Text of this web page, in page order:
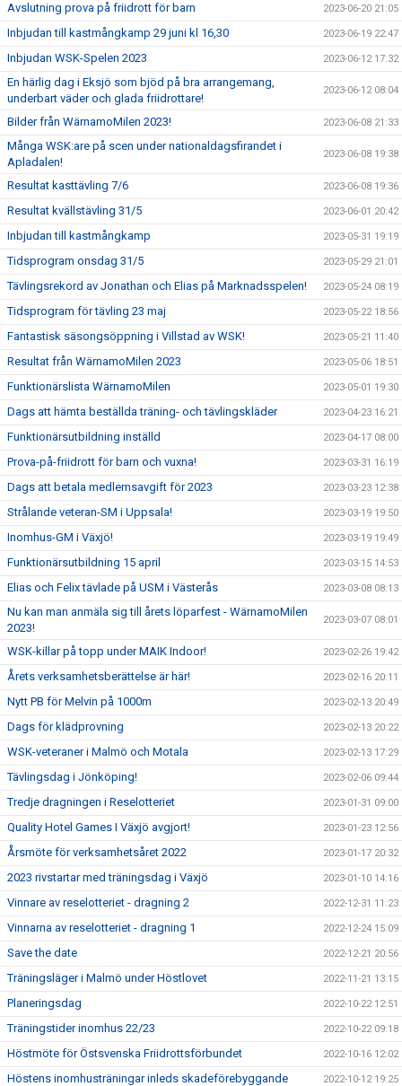
Avslutning prova på friidrott för barn 2023-06-20 21:05
Inbjudan till kastmångkamp 29 juni kl 16,30 2023-06-19 22:47
Inbjudan WSK-Spelen 2023 2023-06-12 17:32
En härlig dag i Eksjö som bjöd på bra arrangemang,
underbart väder och glada friidrottare!
2023-06-12 08:04
Bilder från WärnamoMilen 2023! 2023-06-08 21:33
Många WSK:are på scen under nationaldagsfirandet i
Apladalen!
2023-06-08 19:38
Resultat kasttävling 7/6 2023-06-08 19:36
Resultat kvällstävling 31/5 2023-06-01 20:42
Inbjudan till kastmångkamp 2023-05-31 19:19
Tidsprogram onsdag 31/5 2023-05-29 21:01
Tävlingsrekord av Jonathan och Elias på Marknadsspelen! 2023-05-24 08:19
Tidsprogram för tävling 23 maj 2023-05-22 18:56
Fantastisk säsongsöppning i Villstad av WSK! 2023-05-21 11:40
Resultat från WärnamoMilen 2023 2023-05-06 18:51
Funktionärslista WärnamoMilen 2023-05-01 19:30
Dags att hämta beställda träning- och tävlingskläder 2023-04-23 16:21
Funktionärsutbildning inställd 2023-04-17 08:00
Prova-på-friidrott för barn och vuxna! 2023-03-31 16:19
Dags att betala medlemsavgift för 2023 2023-03-23 12:38
Strålande veteran-SM i Uppsala! 2023-03-19 19:50
Inomhus-GM i Växjö! 2023-03-19 19:49
Funktionärsutbildning 15 april 2023-03-15 14:53
Elias och Felix tävlade på USM i Västerås 2023-03-08 08:13
Nu kan man anmäla sig till årets löparfest - WärnamoMilen
2023!
2023-03-07 08:01
WSK-killar på topp under MAIK Indoor! 2023-02-26 19:42
Årets verksamhetsberättelse är här! 2023-02-16 20:11
Nytt PB för Melvin på 1000m 2023-02-13 20:49
Dags för klädprovning 2023-02-13 20:22
WSK-veteraner i Malmö och Motala 2023-02-13 17:29
Tävlingsdag i Jönköping! 2023-02-06 09:44
Tredje dragningen i Reselotteriet 2023-01-31 09:00
Quality Hotel Games I Växjö avgjort! 2023-01-23 12:56
Årsmöte för verksamhetsåret 2022 2023-01-17 20:32
2023 rivstartar med träningsdag i Växjö 2023-01-10 14:16
Vinnare av reselotteriet - dragning 2 2022-12-31 11:23
Vinnarna av reselotteriet - dragning 1 2022-12-24 15:09
Save the date 2022-12-21 20:56
Träningsläger i Malmö under Höstlovet 2022-11-21 13:15
Planeringsdag 2022-10-22 12:51
Träningstider inomhus 22/23 2022-10-22 09:18
Höstmöte för Östsvenska Friidrottsförbundet 2022-10-16 12:02
Höstens inomhusträningar inleds skadeförebyggande 2022-10-12 19:25